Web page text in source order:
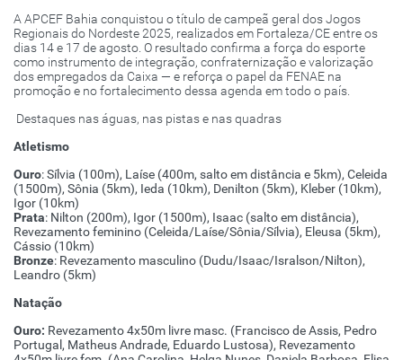
A APCEF Bahia conquistou o título de campeã geral dos Jogos
Regionais do Nordeste 2025, realizados em Fortaleza/CE entre os
dias 14 e 17 de agosto. O resultado confirma a força do esporte
como instrumento de integração, confraternização e valorização
dos empregados da Caixa — e reforça o papel da FENAE na
promoção e no fortalecimento dessa agenda em todo o país.
Destaques nas águas, nas pistas e nas quadras
Atletismo
Ouro: Sílvia (100m), Laíse (400m, salto em distância e 5km), Celeida
(1500m), Sônia (5km), Ieda (10km), Denilton (5km), Kleber (10km),
Igor (10km)
Prata: Nilton (200m), Igor (1500m), Isaac (salto em distância),
Revezamento feminino (Celeida/Laíse/Sônia/Sílvia), Eleusa (5km),
Cássio (10km)
Bronze: Revezamento masculino (Dudu/Isaac/Isralson/Nilton),
Leandro (5km)
Natação
Ouro: Revezamento 4x50m livre masc. (Francisco de Assis, Pedro
Portugal, Matheus Andrade, Eduardo Lustosa), Revezamento